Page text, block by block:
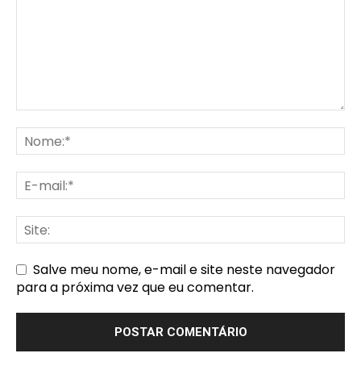
Salve meu nome, e-mail e site neste navegador
para a próxima vez que eu comentar.